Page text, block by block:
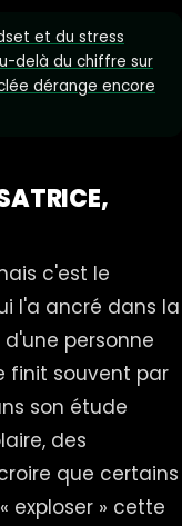
et du stress
delà du chiffre sur
dérange encore
c'est le
l'a ancré dans la
personne
finit souvent par
son étude
des
que certains
exploser » cette